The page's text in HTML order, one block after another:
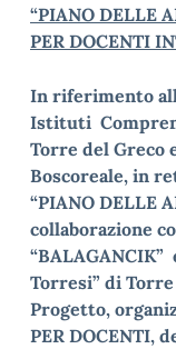
“PIANO DELLE
PER DOCENTI
In riferimento
Istituti
Torre del Greco
Boscoreale, in
“PIANO DELLE
collaborazione
“BALAGANCIK”
Torresi” di
Progetto,
PER DOCENTI,